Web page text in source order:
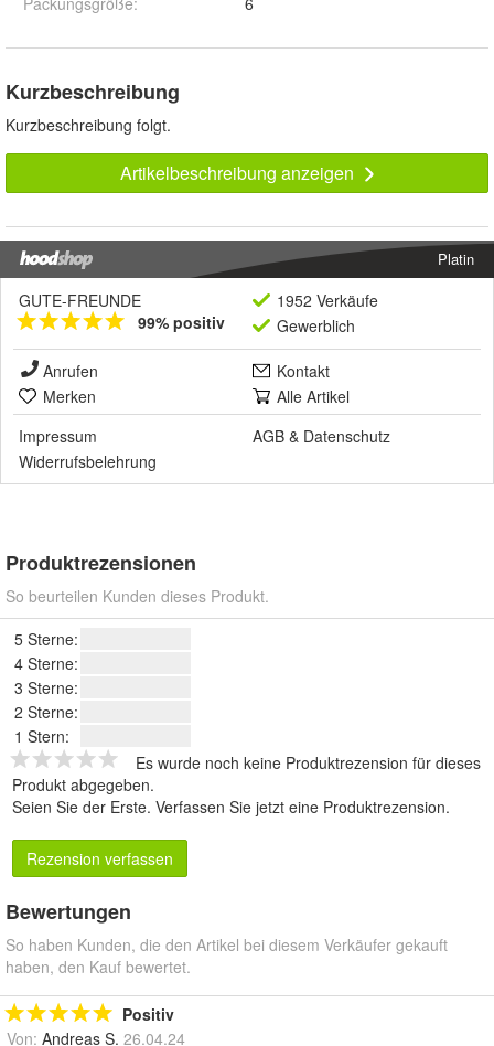
Kurzbeschreibung
Kurzbeschreibung folgt.
Artikelbeschreibung anzeigen
Platin
GUTE-FREUNDE
99% positiv
1952 Verkäufe
Gewerblich
Anrufen
Kontakt
Merken
Alle Artikel
Impressum
AGB & Datenschutz
Widerrufsbelehrung
Produktrezensionen
So beurteilen Kunden dieses Produkt.
5 Sterne:
4 Sterne:
3 Sterne:
2 Sterne:
1 Stern:
Es wurde noch keine Produktrezension für dieses
Produkt abgegeben.
Seien Sie der Erste. Verfassen Sie jetzt eine Produktrezension.
Rezension verfassen
Bewertungen
So haben Kunden, die den Artikel bei diesem Verkäufer gekauft
haben, den Kauf bewertet.
Positiv
Von: Andreas S. 26.04.24